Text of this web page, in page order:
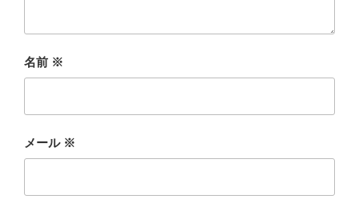
名前 ※
メール ※